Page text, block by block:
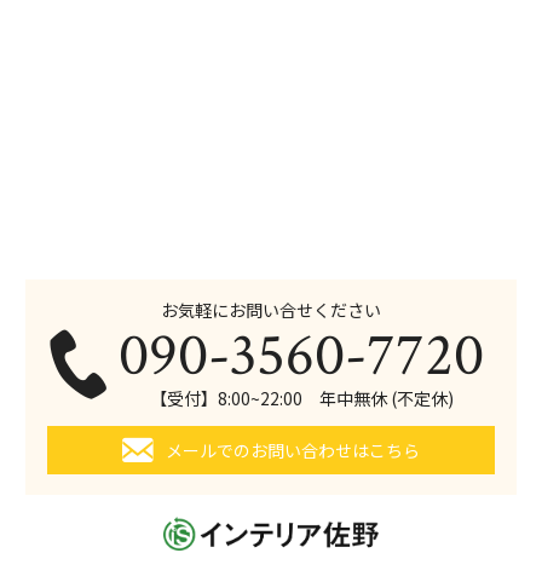
お気軽にお問い合せください
090-3560-7720
【受付】8:00~22:00 年中無休 (不定休)
メールでのお問い合わせはこちら